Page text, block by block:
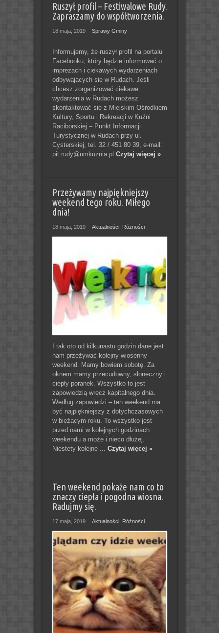
Ruszył profil – Festiwalowe Rudy.
Zapraszamy do współtworzenia.
18 maja, 2019 Sprawy Gminy
Informujemy, że ruszył profil na portalu
Facebooku, który będzie informować o
imprezach i ciekawych wydarzeniach
odbywających się w Rudach. Jeśli
chcesz zorganizować ciekawe
wydarzenia w Rudach możesz
skontaktować się z Miejskim Ośrodkiem
Kultury, Sportu i Rekreacji w Kuźni
Raciborskiej – Punkt Informacji
Turystycznej w Rudach przy ul.
Cysterskiej, tel. 32 / 451 80 39, e-mail:
pit.rudy@umkuznia.pl Czytaj więcej »
Przeżywamy najpiękniejszy
weekend tego roku. Miłego
dnia!
18 maja, 2019 Aktualności, Różności
I tak oto od kilkunastu godzin dane jest
nam przeżywać kolejny wiosenny
weekend. Mamy bowiem sobotę. Za
oknem mamy przecudowny, słoneczny i
ciepły poranek. Wszystko to jest
zapowiedzią wręcz kapitalnego dnia.
Według zapowiedzi – ten weekend ma
być najpiękniejszy z dotychczasowych
w bieżącym roku. To wszystko jest
przed nami w kolejnych godzinach
weekendu a może i nieco dłużej.
Niestety kolejne ... Czytaj więcej »
Ten weekend pokaże nam co to
znaczy ciepła i pogodna wiosna.
Radujmy się.
17 maja, 2019 Aktualności, Różności